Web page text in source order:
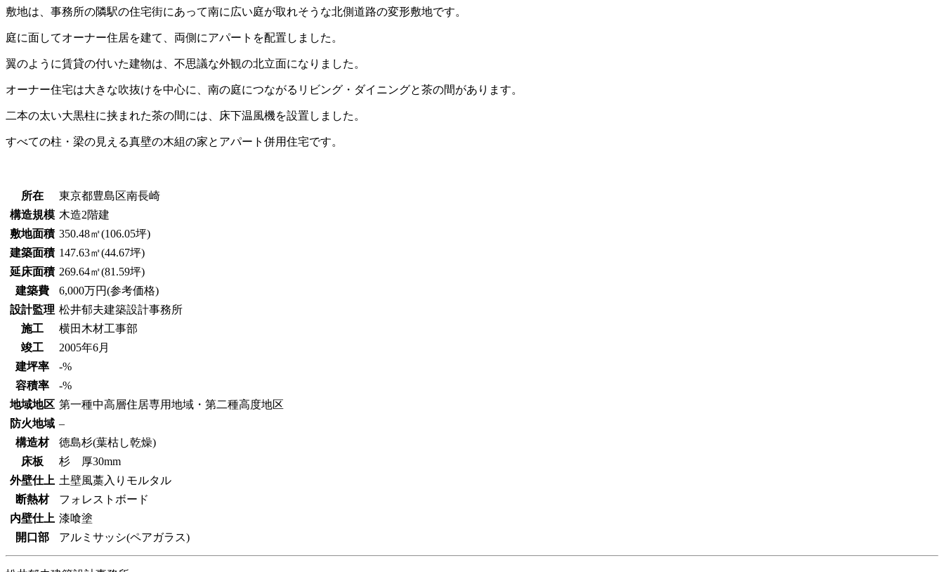
敷地は、事務所の隣駅の住宅街にあって南に広い庭が取れそうな北側道路の変形敷地です。
庭に面してオーナー住居を建て、両側にアパートを配置しました。
翼のように賃貸の付いた建物は、不思議な外観の北立面になりました。
オーナー住宅は大きな吹抜けを中心に、南の庭につながるリビング・ダイニングと茶の間があります。
二本の太い大黒柱に挟まれた茶の間には、床下温風機を設置しました。
すべての柱・梁の見える真壁の木組の家とアパート併用住宅です。
所在
東京都豊島区南長崎
構造規模 木造2階建
敷地面積 350.48㎡(106.05坪)
建築面積 147.63㎡(44.67坪)
延床面積 269.64㎡(81.59坪)
建築費
6,000万円(参考価格)
設計監理 松井郁夫建築設計事務所
施工
横田木材工事部
竣工
2005年6月
建坪率
-%
容積率
-%
地域地区 第一種中高層住居専用地域・第二種高度地区
防火地域 –
構造材
徳島杉(葉枯し乾燥)
床板
杉 厚30mm
外壁仕上 土壁風藁入りモルタル
断熱材
フォレストボード
内壁仕上 漆喰塗
開口部
アルミサッシ(ペアガラス)